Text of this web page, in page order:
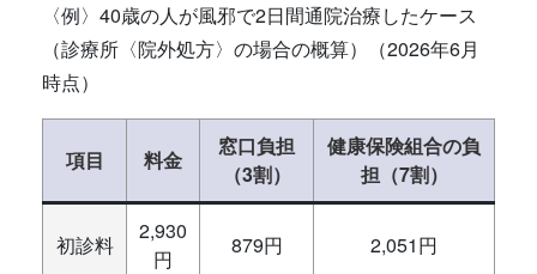
〈例〉40歳の人が風邪で2日間通院治療したケース
（診療所〈院外処方〉の場合の概算）（2026年6月
時点）
項目 料金
窓口負担
（3割）
健康保険組合の負
担（7割）
初診料
2,930
円
879円 2,051円